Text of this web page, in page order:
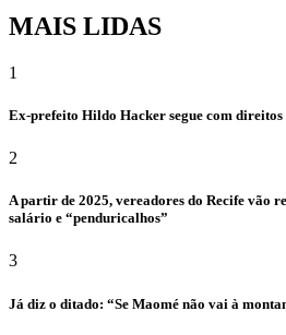
MAIS LIDAS
1
Ex-prefeito Hildo Hacker segue com direitos
2
A partir de 2025, vereadores do Recife vão
salário e “penduricalhos”
3
Já diz o ditado: “Se Maomé não vai à